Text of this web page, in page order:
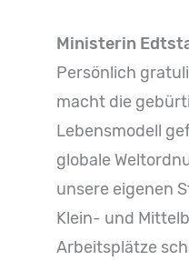
Ministerin
Persönlich
macht die
Lebensmodell
globale
unsere eigenen
Klein- und
Arbeitsplätze